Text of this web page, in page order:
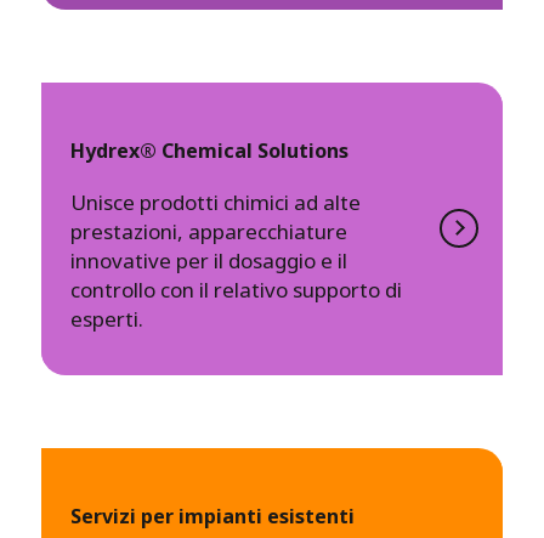
Hydrex® Chemical Solutions
Unisce prodotti chimici ad alte
prestazioni, apparecchiature
innovative per il dosaggio e il
controllo con il relativo supporto di
esperti.
Servizi per impianti esistenti